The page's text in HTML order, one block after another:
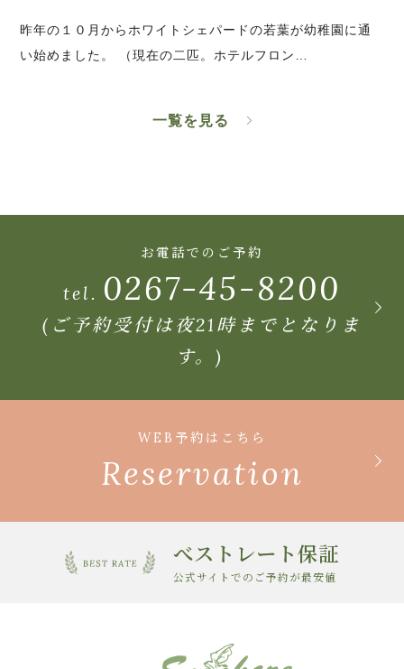
昨年の１０月からホワイトシェパードの若葉が幼稚園に通
い始めました。 （現在の二匹。ホテルフロン…
一覧を見る
お電話でのご予約
tel. 0267-45-8200
(ご予約受付は夜21時までとなりま
す。)
WEB予約はこちら
Reservation
べストレート保証
公式サイトでのご予約が最安値